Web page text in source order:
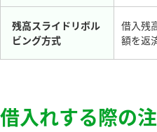
残高スライドリボル
ビング方式
借入残
額を返
借入れする際の